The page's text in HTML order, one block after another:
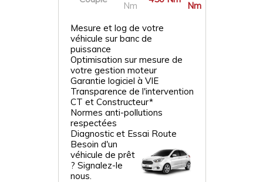
Nm
Nm
Mesure et log de votre
véhicule sur banc de
puissance
Optimisation sur mesure de
votre gestion moteur
Garantie logiciel à VIE
Transparence de l'intervention
CT et Constructeur*
Normes anti-pollutions
respectées
Diagnostic et Essai Route
Besoin d'un
véhicule de prêt
? Signalez-le
nous.